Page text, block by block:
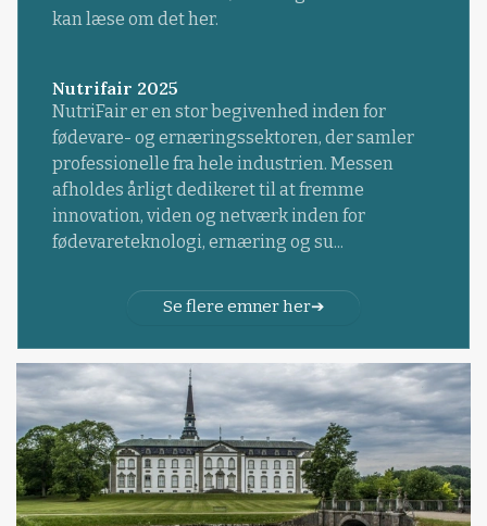
kan læse om det her.
Nutrifair 2025
NutriFair er en stor begivenhed inden for
fødevare- og ernæringssektoren, der samler
professionelle fra hele industrien. Messen
afholdes årligt dedikeret til at fremme
innovation, viden og netværk inden for
fødevareteknologi, ernæring og su...
Se flere emner her